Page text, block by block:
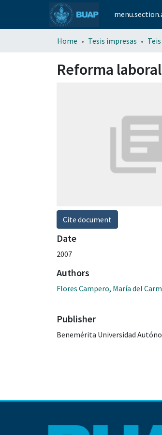
Home Tesis impresas
Reforma
Cite document
Date
2007
Authors
Flores Campero, María del
Publisher
Benemérita Universidad